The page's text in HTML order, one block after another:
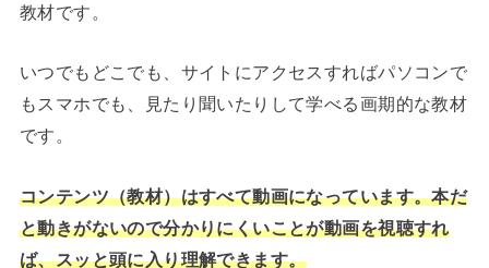
教材です。
いつでもどこでも、サイトにアクセスすればパソコンで
もスマホでも、見たり聞いたりして学べる画期的な教材
です。
コンテンツ（教材）はすべて動画になっています。本だ
と動きがないので分かりにくいことが動画を視聴すれ
ば、スッと頭に入り理解できます。